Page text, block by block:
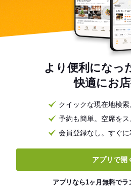
より便利になっ
快適にお
クイックな現在地検
予約も簡単。空席を
会員登録なし。すぐ
アプリで開
アプリなら1ヶ月無料でラ